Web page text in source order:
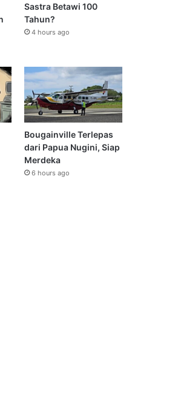
Sastra Betawi 100
Tahun?
4 hours ago
Bougainville Terlepas
dari Papua Nugini, Siap
Merdeka
6 hours ago